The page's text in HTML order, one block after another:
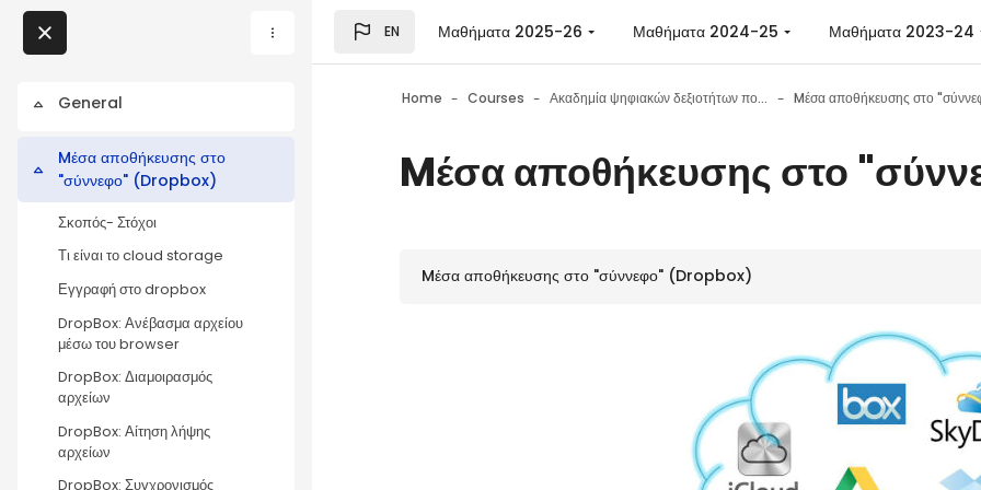
Blocks
Blocks
Collapse
General
Collapse
Mέσα αποθήκευσης στο
"σύννεφο" (Dropbox)
Σκοπός- Στόχοι
Τι είναι το cloud storage
Εγγραφή στο dropbox
DropBox: Ανέβασμα αρχείου
μέσω του browser
DropBox: Διαμοιρασμός
αρχείων
DropBox: Αίτηση λήψης
αρχείων
DropBox: Συγχρονισμός
EN Μαθήματα 2025-26 Μαθήματα 2024-25 Μαθήματα 2023-24
Home Courses Ακαδημία ψηφιακών δεξιοτήτων πολιτών
Blocks
Mέσα αποθήκευσης στο
Mέσα αποθήκευσης στο "σύννεφο" (Dropbox)